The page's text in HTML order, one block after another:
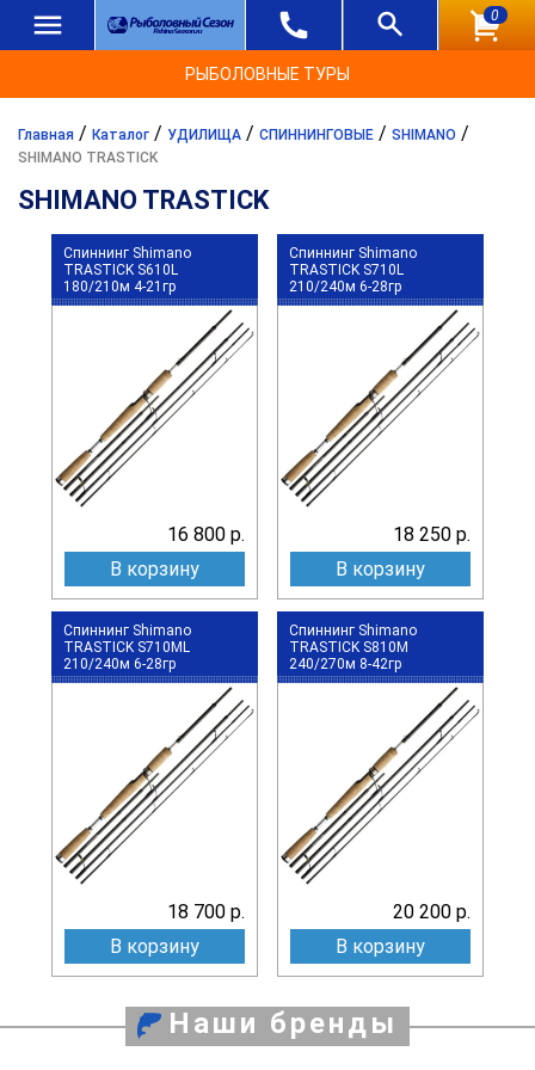
0
РЫБОЛОВНЫЕ ТУРЫ
Главная / Каталог / УДИЛИЩА / СПИННИНГОВЫЕ / SHIMANO /
SHIMANO TRASTICK
SHIMANO TRASTICK
Спиннинг Shimano
TRASTICK S610L
180/210м 4-21гр
16 800 р.
В корзину
Спиннинг Shimano
TRASTICK S710L
210/240м 6-28гр
18 250 р.
В корзину
Спиннинг Shimano
TRASTICK S710МL
210/240м 6-28гр
18 700 р.
В корзину
Спиннинг Shimano
TRASTICK S810М
240/270м 8-42гр
20 200 р.
В корзину
Наши бренды